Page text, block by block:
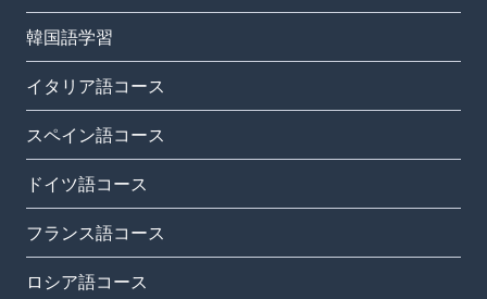
韓国語学習
イタリア語コース
スペイン語コース
ドイツ語コース
フランス語コース
ロシア語コース